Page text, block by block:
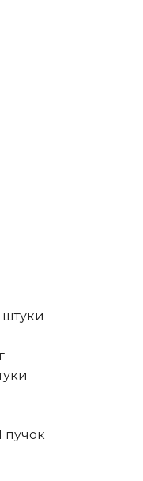
штуки
пучок